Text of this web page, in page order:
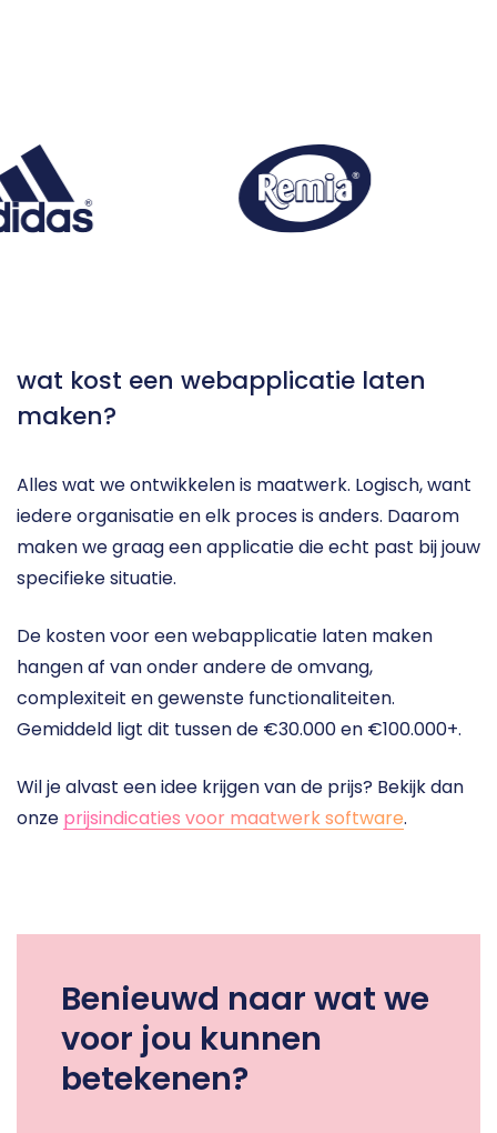
wat kost een webapplicatie laten
maken?
Alles wat we ontwikkelen is maatwerk. Logisch, want
iedere organisatie en elk proces is anders. Daarom
maken we graag een applicatie die echt past bij jouw
specifieke situatie.
De kosten voor een webapplicatie laten maken
hangen af van onder andere de omvang,
complexiteit en gewenste functionaliteiten.
Gemiddeld ligt dit tussen de €30.000 en €100.000+.
Wil je alvast een idee krijgen van de prijs? Bekijk dan
onze prijsindicaties voor maatwerk software.
Benieuwd naar wat we
voor jou kunnen
betekenen?